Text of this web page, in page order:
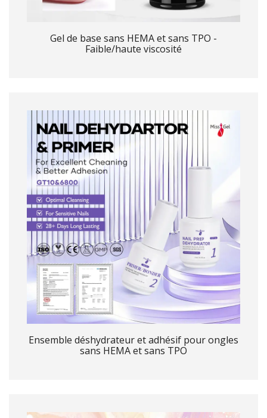
Gel de base sans HEMA et sans TPO -
Faible/haute viscosité
Ensemble déshydrateur et adhésif pour ongles
sans HEMA et sans TPO